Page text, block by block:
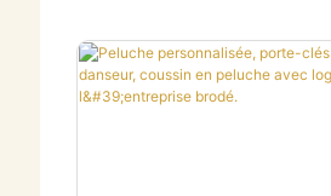
classique et craquant. Avec
délicats, ses jolies joues